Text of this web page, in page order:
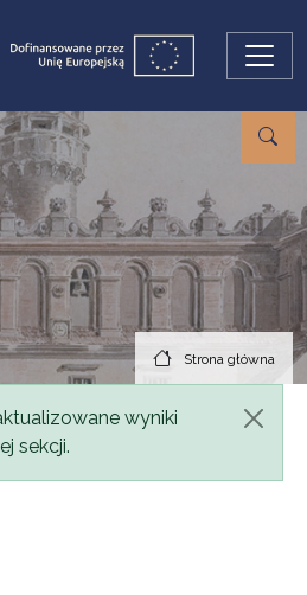
Strona główna
wyniki
sekcji.